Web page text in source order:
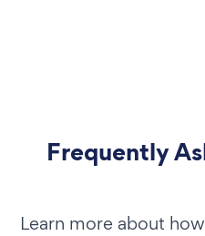
Frequently
Learn more about